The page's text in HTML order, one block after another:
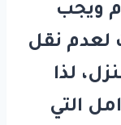
ويجب
لعدم نقل
لذا
التي